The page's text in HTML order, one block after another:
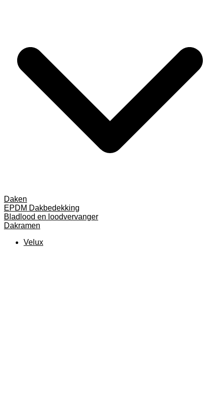
Daken
EPDM Dakbedekking
Bladlood en loodvervanger
Dakramen
Velux